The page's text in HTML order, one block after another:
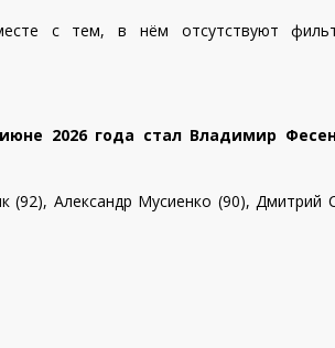
с тем, в нём отсутствуют
2026 года стал Владимир
(92), Александр Мусиенко (90), Дмитрий